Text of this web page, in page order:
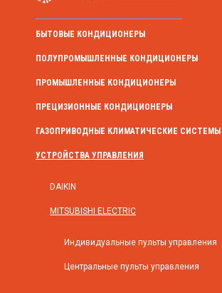
БЫТОВЫЕ КОНДИЦИОНЕРЫ
ПОЛУПРОМЫШЛЕННЫЕ КОНДИЦИОНЕРЫ
ПРОМЫШЛЕННЫЕ КОНДИЦИОНЕРЫ
ПРЕЦИЗИОННЫЕ КОНДИЦИОНЕРЫ
ГАЗОПРИВОДНЫЕ КЛИМАТИЧЕСКИЕ СИСТЕМЫ
УСТРОЙСТВА УПРАВЛЕНИЯ
DAIKIN
MITSUBISHI ELECTRIC
Индивидуальные пульты управления
Центральные пульты управления